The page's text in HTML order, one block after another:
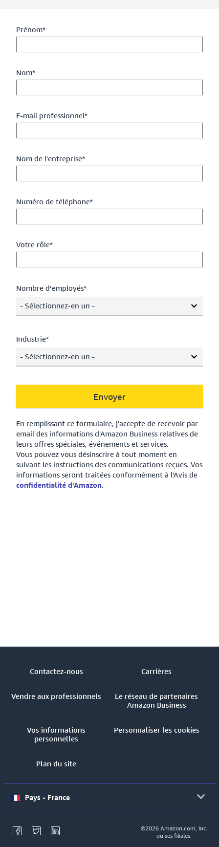
Prénom*
Nom*
E-mail professionnel*
Nom de l'entreprise*
Numéro de téléphone*
Votre rôle*
Nombre d’employés*
- Sélectionnez-en un -
Industrie*
- Sélectionnez-en un -
Envoyer
En remplissant ce formulaire, j'accepte de recevoir par
email des informations d'Amazon Business relatives de
leurs offres spéciales, événements et services.
Vous pouvez vous désinscrire à tout moment en
suivant les instructions des communications reçues. Vos
informations seront traitées conformément à l'Avis de
confidentialité d'Amazon.
Contactez-nous Carrières
Vendre aux professionnels
Le réseau de partenaires
Amazon Business
Vos informations
personnelles
Personnaliser les cookies
Plan du site
Pays - France
©2026 Amazon.com, Inc.
ou ses filiales.